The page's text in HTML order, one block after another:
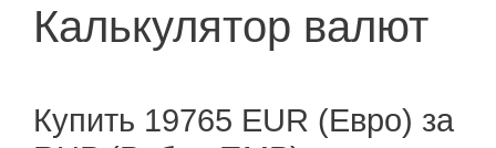
Калькулятор валют
Купить 19765 EUR (Евро) за